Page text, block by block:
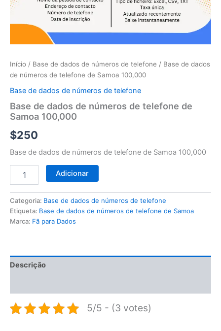
Início / Base de dados de números de telefone / Base de dados
de números de telefone de Samoa 100,000
Base de dados de números de telefone
Base de dados de números de telefone de
Samoa 100,000
$250
Base de dados de números de telefone de Samoa 100,000
telefone
Samoa
Adicionar
Categoria: Base de dados de números de telefone
Etiqueta: Base de dados de números de telefone de Samoa
Marca: Fã para Dados
Descrição
5/5 - (3 votes)